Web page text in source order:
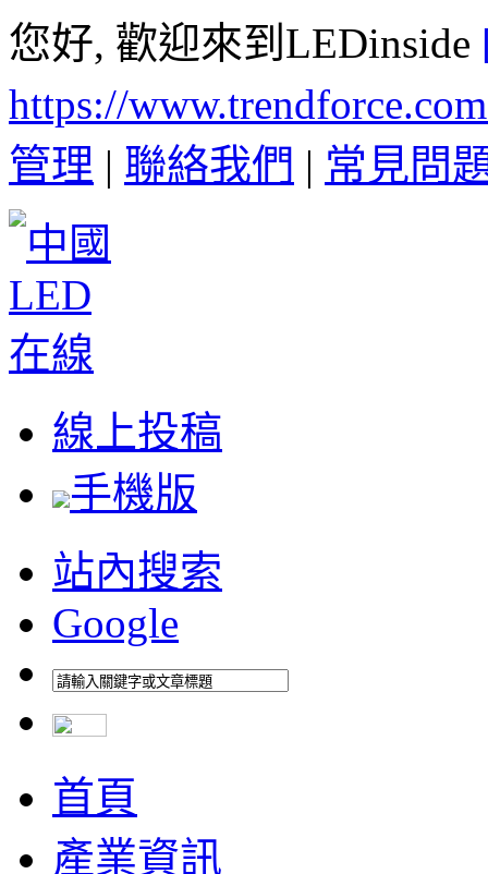
您好, 歡迎來到LEDinside
https://
管理 | 聯絡我們 | 常見問
線上投稿
手機版
站內搜索
Google
首頁
產業資訊